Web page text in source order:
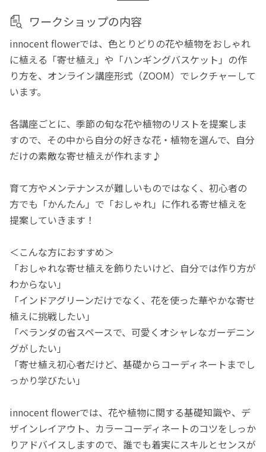
ワークショップの内容
innocent flowerでは、色とりどりの花や植物をおしゃれ
に植える「寄せ植え」や「ハンギングバスケット」の作
り方を、オンライン講座形式（ZOOM）でレクチャーして
います。
各講座ごとに、季節の旬な花や植物のリストを提案しま
すので、その中から自分の好きな花・植物を選んで、自分
だけの素敵な寄せ植えが作れます♪
育て方やメンテナンスが難しいものではなく、初心者の
方でも「かんたん」で「おしゃれ」に作れる寄せ植えを
提案していきます！
＜こんな方におすすめ＞
「おしゃれな寄せ植えを飾りたいけど、自分では作り方が
わからない」
「インドアグリーンだけでなく、花を使った華やかな寄せ
植えに挑戦したい」
「ベランダの省スペースで、可愛くオシャレなガーデニン
グがしたい」
「寄せ植え初心者だけど、基礎からコーディネートまでし
っかり学びたい」
innocent flowerでは、花や植物に関する基礎知識や、デ
ザインレイアウト、カラーコーディネートのコツをしっか
りアドバイスしますので、誰でも着実にスキルとセンスが